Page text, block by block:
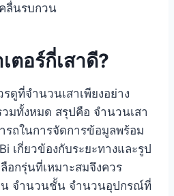
ลื่นรบกวน
ตอร์กี่เสาดี?
รดูที่จำนวนเสาเพียงอย่าง
มทั้งหมด สรุปคือ จำนวนเสา
รถในการจัดการข้อมูลพร้อม
เกี่ยวข้องกับระยะทางและรูป
กรุ่นที่เหมาะสมจึงควร
จำนวนชั้น จำนวนอุปกรณ์ที่